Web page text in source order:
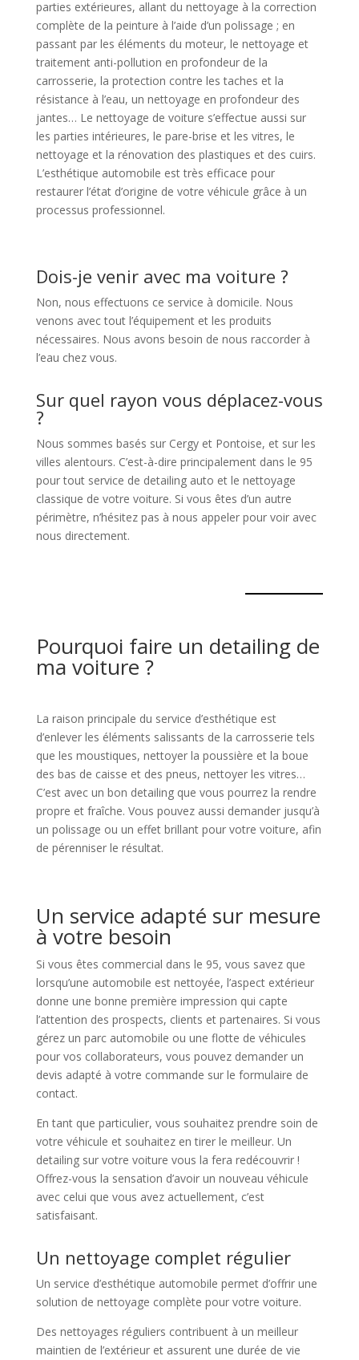
parties extérieures, allant du nettoyage à la correction
complète de la peinture à l’aide d’un polissage ; en
passant par les éléments du moteur, le nettoyage et
traitement anti-pollution en profondeur de la
carrosserie, la protection contre les taches et la
résistance à l’eau, un nettoyage en profondeur des
jantes… Le nettoyage de voiture s’effectue aussi sur
les parties intérieures, le pare-brise et les vitres, le
nettoyage et la rénovation des plastiques et des cuirs.
L’esthétique automobile est très efficace pour
restaurer l’état d’origine de votre véhicule grâce à un
processus professionnel.
Dois-je venir avec ma voiture ?
Non, nous effectuons ce service à domicile. Nous
venons avec tout l’équipement et les produits
nécessaires. Nous avons besoin de nous raccorder à
l’eau chez vous.
Sur quel rayon vous déplacez-vous
?
Nous sommes basés sur Cergy et Pontoise, et sur les
villes alentours. C’est-à-dire principalement dans le 95
pour tout service de detailing auto et le nettoyage
classique de votre voiture. Si vous êtes d’un autre
périmètre, n’hésitez pas à nous appeler pour voir avec
nous directement.
Pourquoi faire un detailing de
ma voiture ?
La raison principale du service d’esthétique est
d’enlever les éléments salissants de la carrosserie tels
que les moustiques, nettoyer la poussière et la boue
des bas de caisse et des pneus, nettoyer les vitres…
C’est avec un bon detailing que vous pourrez la rendre
propre et fraîche. Vous pouvez aussi demander jusqu’à
un polissage ou un effet brillant pour votre voiture, afin
de pérenniser le résultat.
Un service adapté sur mesure
à votre besoin
Si vous êtes commercial dans le 95, vous savez que
lorsqu’une automobile est nettoyée, l’aspect extérieur
donne une bonne première impression qui capte
l’attention des prospects, clients et partenaires. Si vous
gérez un parc automobile ou une flotte de véhicules
pour vos collaborateurs, vous pouvez demander un
devis adapté à votre commande sur le formulaire de
contact.
En tant que particulier, vous souhaitez prendre soin de
votre véhicule et souhaitez en tirer le meilleur. Un
detailing sur votre voiture vous la fera redécouvrir !
Offrez-vous la sensation d’avoir un nouveau véhicule
avec celui que vous avez actuellement, c’est
satisfaisant.
Un nettoyage complet régulier
Un service d’esthétique automobile permet d’offrir une
solution de nettoyage complète pour votre voiture.
Des nettoyages réguliers contribuent à un meilleur
maintien de l’extérieur et assurent une durée de vie